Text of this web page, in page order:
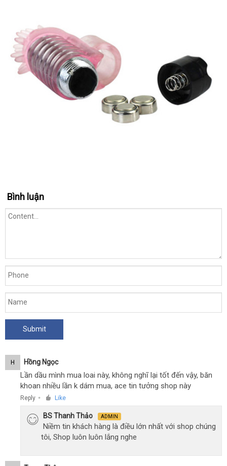
Bình luận
H Hồng Ngọc
Lần dầu mình mua loai này, không nghĩ lại tốt đến vậy, băn
khoan nhiều lần k dám mua, ace tin tưởng shop này
Reply ● Like
BS Thanh Thảo ADMIN
Niềm tin khách hàng là điều lớn nhất với shop chúng
tôi, Shop luôn luôn lắng nghe